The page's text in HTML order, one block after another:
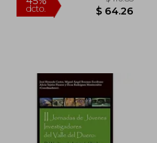
45%
dcto.